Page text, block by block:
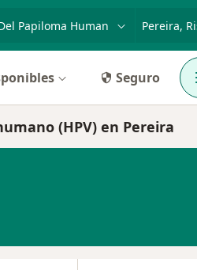
Seguro
(HPV) en Pereira